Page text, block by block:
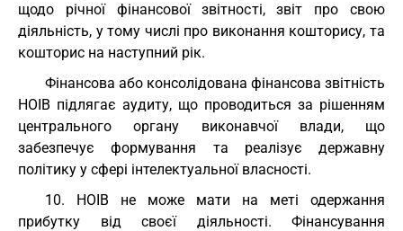
щодо річної фінансової звітності, звіт про свою
діяльність, у тому числі про виконання кошторису, та
кошторис на наступний рік.
Фінансова або консолідована фінансова звітність
НОІВ підлягає аудиту, що проводиться за рішенням
центрального органу виконавчої влади, що
забезпечує формування та реалізує державну
політику у сфері інтелектуальної власності.
10. НОІВ не може мати на меті одержання
прибутку від своєї діяльності. Фінансування